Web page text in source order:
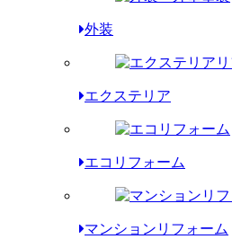
外装
エクステリア
エコリフォーム
マンションリフォーム